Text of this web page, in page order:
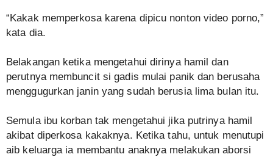
“Kakak memperkosa karena dipicu nonton video porno,”
kata dia.
Belakangan ketika mengetahui dirinya hamil dan
perutnya membuncit si gadis mulai panik dan berusaha
menggugurkan janin yang sudah berusia lima bulan itu.
Semula ibu korban tak mengetahui jika putrinya hamil
akibat diperkosa kakaknya. Ketika tahu, untuk menutupi
aib keluarga ia membantu anaknya melakukan aborsi